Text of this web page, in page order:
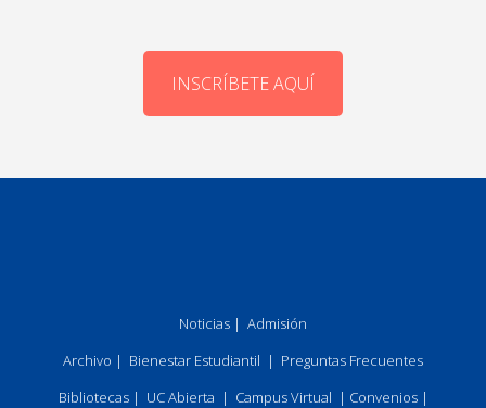
INSCRÍBETE AQUÍ
Noticias | Admisión
Archivo | Bienestar Estudiantil | Preguntas Frecuentes
Bibliotecas| UC Abierta | Campus Virtual | Convenios|